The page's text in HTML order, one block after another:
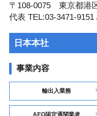
〒108-0075 東京都港
代表 TEL:03-3471-
日本本社
事業内容
輸出入業務
AEO認定通関業者